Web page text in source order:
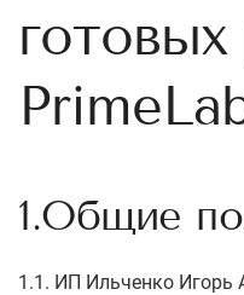
1.Общие
1.1. ИП Ильченко Игорь